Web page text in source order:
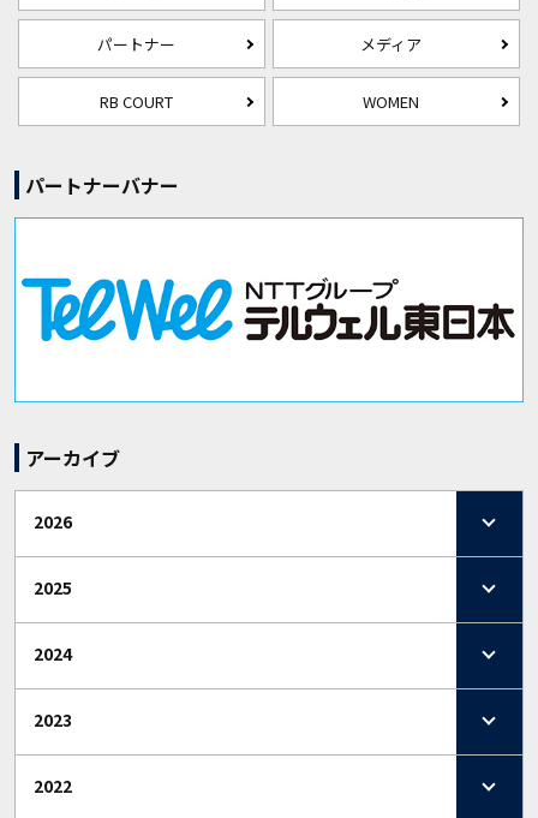
パートナー メディア
RB COURT WOMEN
パートナーバナー
アーカイブ
2026
2025
2024
2023
2022